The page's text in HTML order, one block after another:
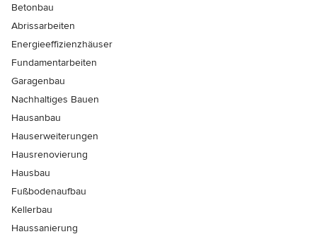
Betonbau
Abrissarbeiten
Energieeffizienzhäuser
Fundamentarbeiten
Garagenbau
Nachhaltiges Bauen
Hausanbau
Hauserweiterungen
Hausrenovierung
Hausbau
Fußbodenaufbau
Kellerbau
Haussanierung